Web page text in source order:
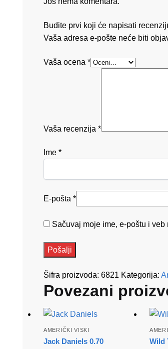
Budite prvi koji će napisati
Vaša adresa e-pošte neće biti
Vaša ocena *
Vaša recenzija *
Ime *
E-pošta *
Sačuvaj moje ime, e-poštu i
Šifra proizvoda: 6821 Kategorija:
Povezani
AMERIČKI VISKI
Jack Daniels 0.70 Wild